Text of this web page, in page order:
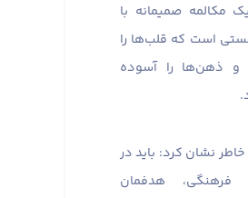
یک مکالمه صمیمانه با
است که قلب‌ها را
و ذهن‌ها را آسوده
نشان کرد: باید در
فرهنگی، هدفمان